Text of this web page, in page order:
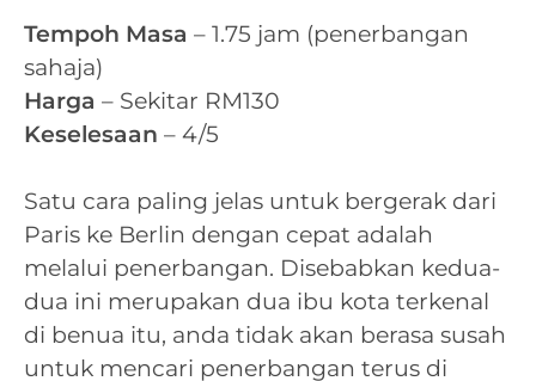
Tempoh Masa – 1.75 jam (penerbangan
sahaja)
Harga – Sekitar RM130
Keselesaan – 4/5
Satu cara paling jelas untuk bergerak dari
Paris ke Berlin dengan cepat adalah
melalui penerbangan. Disebabkan kedua-
dua ini merupakan dua ibu kota terkenal
di benua itu, anda tidak akan berasa susah
untuk mencari penerbangan terus di